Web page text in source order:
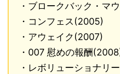
・ブロークバック・マ
・コンフェス(2005)
・アウェイク(2007)
・007 慰めの報酬
・レボリューショナリ